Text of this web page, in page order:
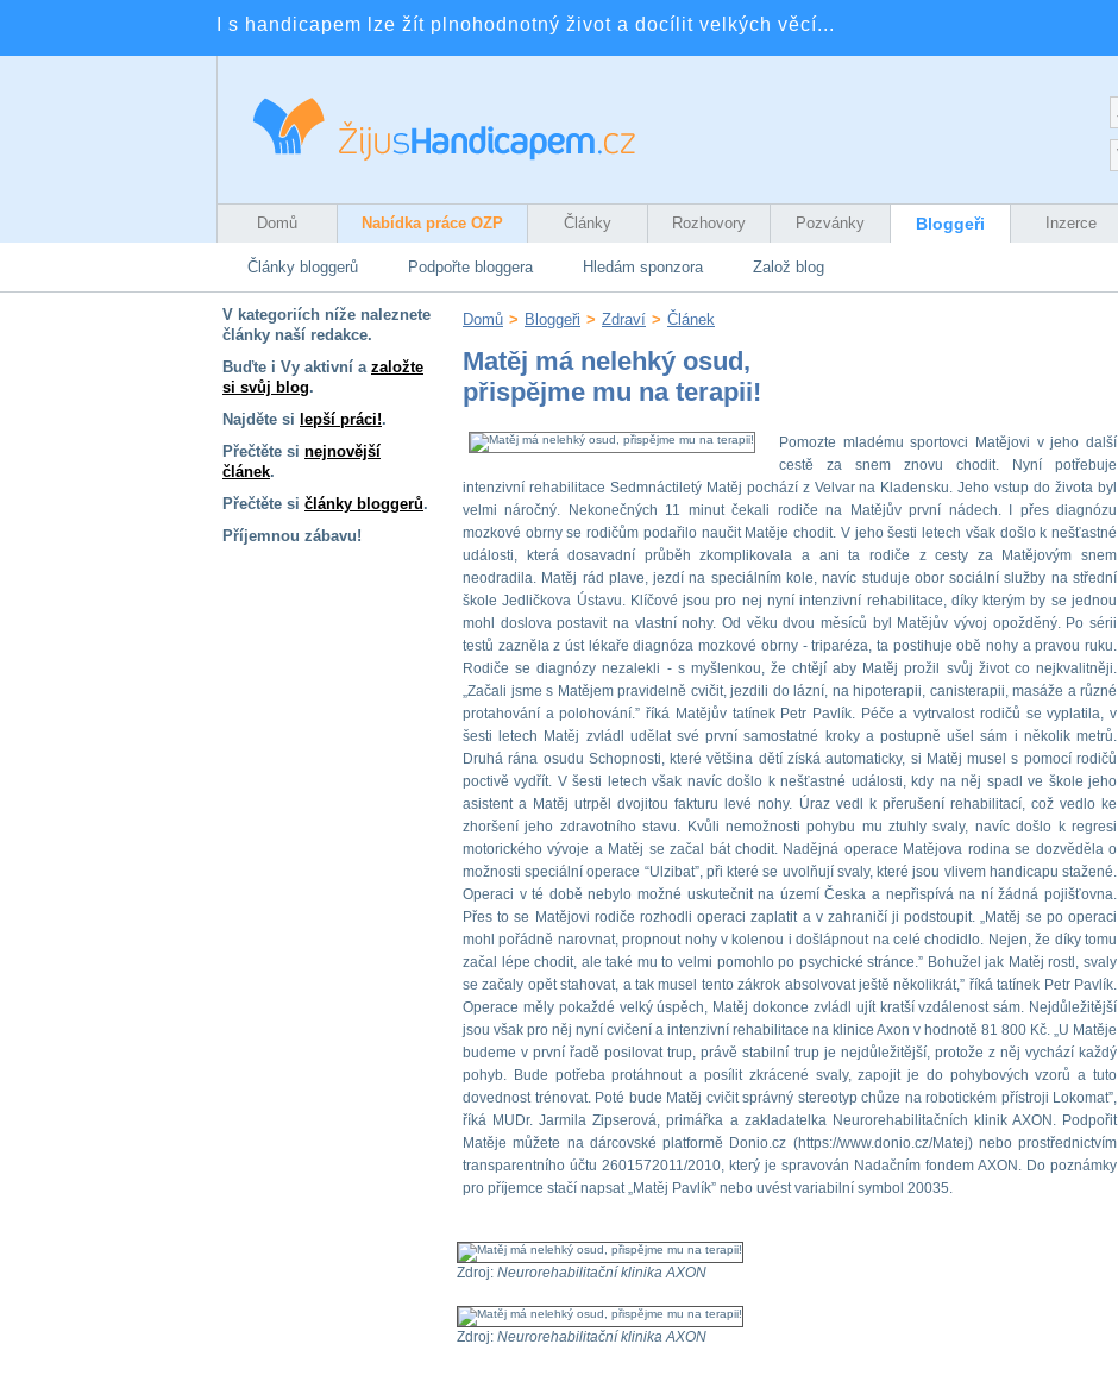
I s handicapem lze žít plnohodnotný život a docílit velkých věcí...
Domů Nabídka práce OZP Články Rozhovory Pozvánky Bloggeři Inzerce
Články bloggerů Podpořte bloggera Hledám sponzora Založ blog
V kategoriích níže naleznete
články naší redakce.
Buďte i Vy aktivní a založte
si svůj blog.
Najděte si lepší práci!.
Přečtěte si nejnovější
článek.
Přečtěte si články bloggerů.
Příjemnou zábavu!
Domů > Bloggeři > Zdraví > Článek
Matěj má nelehký osud,
přispějme mu na terapii!
Pomozte mladému sportovci Matějovi v jeho další
cestě za snem znovu chodit. Nyní potřebuje
intenzivní rehabilitace Sedmnáctiletý Matěj pochází z Velvar na Kladensku. Jeho vstup do života byl
velmi náročný. Nekonečných 11 minut čekali rodiče na Matějův první nádech. I přes diagnózu
mozkové obrny se rodičům podařilo naučit Matěje chodit. V jeho šesti letech však došlo k nešťastné
události, která dosavadní průběh zkomplikovala a ani ta rodiče z cesty za Matějovým snem
neodradila. Matěj rád plave, jezdí na speciálním kole, navíc studuje obor sociální služby na střední
škole Jedličkova Ústavu. Klíčové jsou pro nej nyní intenzivní rehabilitace, díky kterým by se jednou
mohl doslova postavit na vlastní nohy. Od věku dvou měsíců byl Matějův vývoj opožděný. Po sérii
testů zazněla z úst lékaře diagnóza mozkové obrny - triparéza, ta postihuje obě nohy a pravou ruku.
Rodiče se diagnózy nezalekli - s myšlenkou, že chtějí aby Matěj prožil svůj život co nejkvalitněji.
„Začali jsme s Matějem pravidelně cvičit, jezdili do lázní, na hipoterapii, canisterapii, masáže a různé
protahování a polohování.” říká Matějův tatínek Petr Pavlík. Péče a vytrvalost rodičů se vyplatila, v
šesti letech Matěj zvládl udělat své první samostatné kroky a postupně ušel sám i několik metrů.
Druhá rána osudu Schopnosti, které většina dětí získá automaticky, si Matěj musel s pomocí rodičů
poctivě vydřít. V šesti letech však navíc došlo k nešťastné události, kdy na něj spadl ve škole jeho
asistent a Matěj utrpěl dvojitou fakturu levé nohy. Úraz vedl k přerušení rehabilitací, což vedlo ke
zhoršení jeho zdravotního stavu. Kvůli nemožnosti pohybu mu ztuhly svaly, navíc došlo k regresi
motorického vývoje a Matěj se začal bát chodit. Nadějná operace Matějova rodina se dozvěděla o
možnosti speciální operace “Ulzibat”, při které se uvolňují svaly, které jsou vlivem handicapu stažené.
Operaci v té době nebylo možné uskutečnit na území Česka a nepřispívá na ní žádná pojišťovna.
Přes to se Matějovi rodiče rozhodli operaci zaplatit a v zahraničí ji podstoupit. „Matěj se po operaci
mohl pořádně narovnat, propnout nohy v kolenou i došlápnout na celé chodidlo. Nejen, že díky tomu
začal lépe chodit, ale také mu to velmi pomohlo po psychické stránce.” Bohužel jak Matěj rostl, svaly
se začaly opět stahovat, a tak musel tento zákrok absolvovat ještě několikrát,” říká tatínek Petr Pavlík.
Operace měly pokaždé velký úspěch, Matěj dokonce zvládl ujít kratší vzdálenost sám. Nejdůležitější
jsou však pro něj nyní cvičení a intenzivní rehabilitace na klinice Axon v hodnotě 81 800 Kč. „U Matěje
budeme v první řadě posilovat trup, právě stabilní trup je nejdůležitější, protože z něj vychází každý
pohyb. Bude potřeba protáhnout a posílit zkrácené svaly, zapojit je do pohybových vzorů a tuto
dovednost trénovat. Poté bude Matěj cvičit správný stereotyp chůze na robotickém přístroji Lokomat”,
říká MUDr. Jarmila Zipserová, primářka a zakladatelka Neurorehabilitačních klinik AXON. Podpořit
Matěje můžete na dárcovské platformě Donio.cz (https://www.donio.cz/Matej) nebo prostřednictvím
transparentního účtu 2601572011/2010, který je spravován Nadačním fondem AXON. Do poznámky
pro příjemce stačí napsat „Matěj Pavlík” nebo uvést variabilní symbol 20035.
Zdroj: Neurorehabilitační klinika AXON
Zdroj: Neurorehabilitační klinika AXON